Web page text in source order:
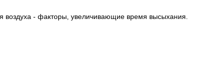
воздуха - факторы, увеличивающие время высыхания.